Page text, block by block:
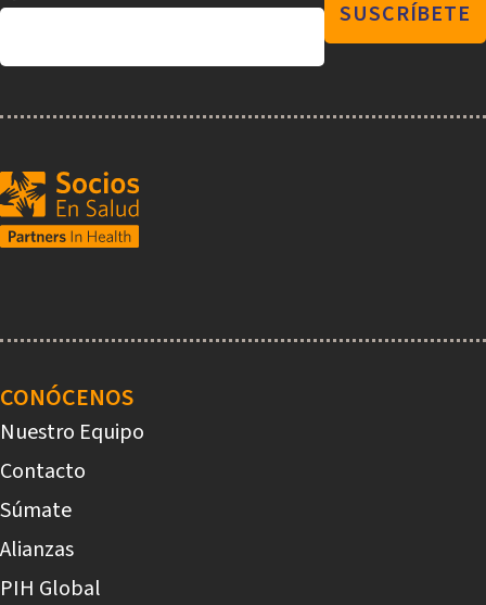
Main
navigation
CONÓCENOS
Nuestro Equipo
Contacto
Súmate
Alianzas
PIH Global